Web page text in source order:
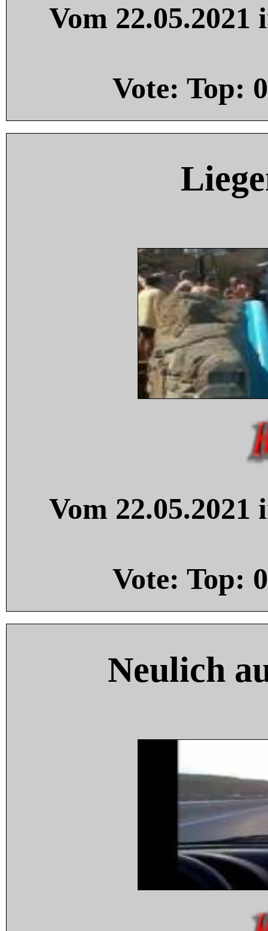
Vom
Vote: Top: 0
Vom
Vote: Top: 0
Neulich